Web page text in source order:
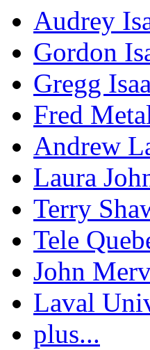
Audrey
Gordon
Gregg
Fred
Andrew
Laura
Terry
Tele
John
Laval
plus...